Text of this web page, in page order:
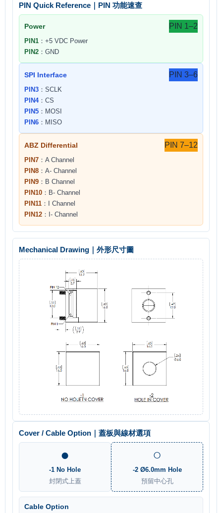
PIN Quick Reference｜PIN 功能速查
Power PIN 1–2
PIN1 ：+5 VDC Power
PIN2 ：GND
SPI Interface PIN 3–6
PIN3 ：SCLK
PIN4：CS
PIN5 ：MOSI
PIN6 ：MISO
ABZ Differential PIN 7–12
PIN7 ：A Channel
PIN8 ：A- Channel
PIN9 ：B Channel
PIN10 ：B- Channel
PIN11 ：I Channel
PIN12 ：I- Channel
Mechanical Drawing｜外形尺寸圖
Cover / Cable Option｜蓋板與線材選項
●
-1 No Hole
封閉式上蓋
○
-2 Ø6.0mm Hole
預留中心孔
Cable Option